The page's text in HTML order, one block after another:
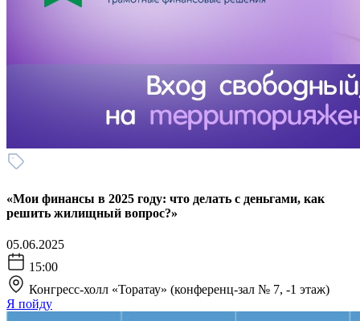
«Мои финансы в 2025 году: что делать с деньгами, как
решить жилищный вопрос?»
05.06.2025
15:00
Конгресс-холл «Торатау» (конференц-зал № 7, -1 этаж)
Я пойду